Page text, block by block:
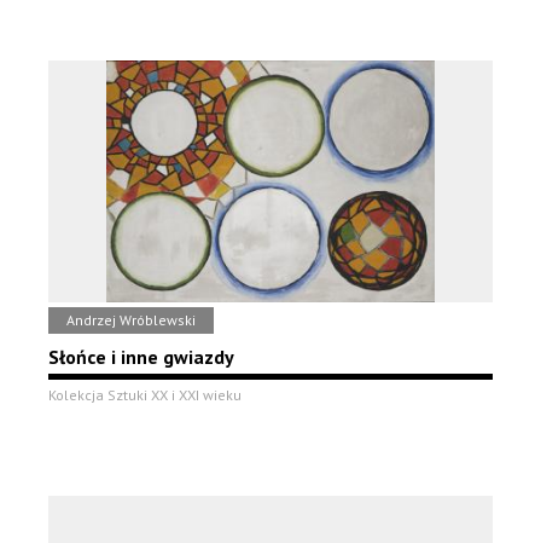
Andrzej Wróblewski
Słońce i inne gwiazdy
Kolekcja Sztuki XX i XXI wieku